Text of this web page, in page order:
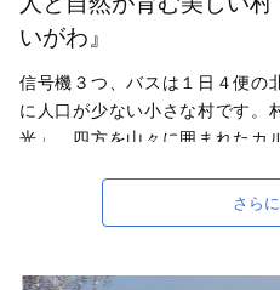
いがわ』
信号機３つ、バスは１日４便の
に人口が少ない小さな村です。
光」。四方を山々に囲まれたカ
た、世界屈指のパウダースノー
あり「癒、食、遊」が揃った美
っていくため、そして、農業を
さら